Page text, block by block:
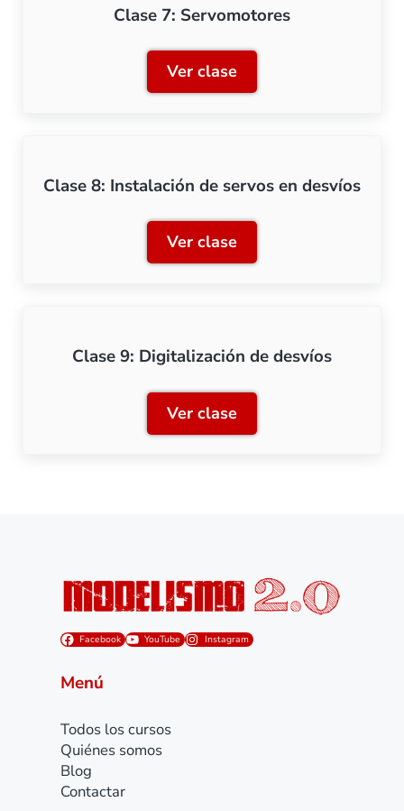
Clase 7: Servomotores
Ver claseClase 7: Servomotores
Clase 8: Instalación de servos en desvíos
Ver claseClase 8: Instalación de
Clase 9: Digitalización de desvíos
Ver claseClase 9: Digitalización de
Facebook YouTube Instagram
Menú
Todos los cursos
Quiénes somos
Blog
Contactar